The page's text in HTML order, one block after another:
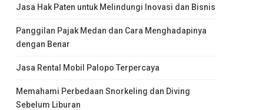
Jasa Hak Paten untuk Melindungi Inovasi dan Bisnis
Panggilan Pajak Medan dan Cara Menghadapinya
dengan Benar
Jasa Rental Mobil Palopo Terpercaya
Memahami Perbedaan Snorkeling dan Diving
Sebelum Liburan